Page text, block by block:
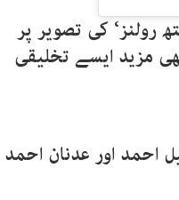
رولنز‘ کی تصویر پر
مزید ایسے تخلیقی
اسماعیل احمد اور عدنان احمد